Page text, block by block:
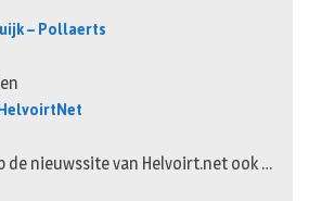
– Pollaerts
de nieuwssite van Helvoirt.net ook …